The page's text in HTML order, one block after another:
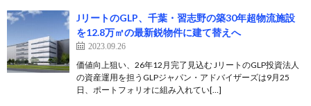
JリートのGLP、千葉・習志野の築30年超物流施設
を12.8万㎡の最新鋭物件に建て替えへ
2023.09.26
価値向上狙い、26年12月完了見込む JリートのGLP投資法人
の資産運用を担うGLPジャパン・アドバイザーズは9月25
日、ポートフォリオに組み入れてい[…]